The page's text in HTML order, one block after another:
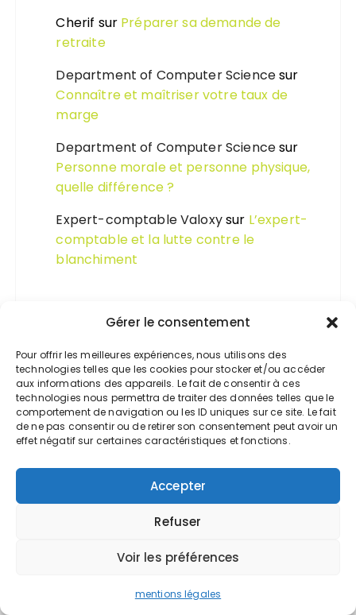
Gérer le consentement
Pour offrir les meilleures expériences, nous utilisons des
technologies telles que les cookies pour stocker et/ou accéder
aux informations des appareils. Le fait de consentir à ces
technologies nous permettra de traiter des données telles que le
comportement de navigation ou les ID uniques sur ce site. Le fait
de ne pas consentir ou de retirer son consentement peut avoir un
effet négatif sur certaines caractéristiques et fonctions.
Accepter
Refuser
Voir les préférences
mentions légales
Cherif sur Préparer sa demande de
retraite
Department of Computer Sciencesur
Connaître et maîtriser votre taux de
marge
Department of Computer Sciencesur
Personne morale et personne physique,
quelle différence ?
Expert-comptable Valoxysur L’expert-
comptable et la lutte contre le
blanchiment
Accueil
Comptabilité
Fiscalité
FUSAC
Gestion